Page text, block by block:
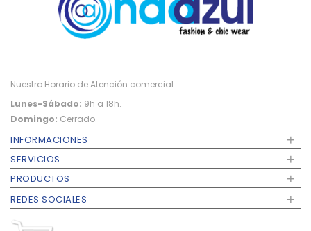
Nuestro Horario de Atención comercial.
Lunes-Sábado: 9h a 18h.
Domingo: Cerrado.
INFORMACIONES +
SERVICIOS +
PRODUCTOS +
REDES SOCIALES +